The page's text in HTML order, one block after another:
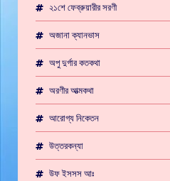
২১শে ফেব্রুয়ারীর সরণী
অজানা ক্যানভাস
অপু দুর্গার কতকথা
অরণীর আত্মকথা
আরোগ্য নিকেতন
উত্তরকন্যা
উফ ইসসস আঃ